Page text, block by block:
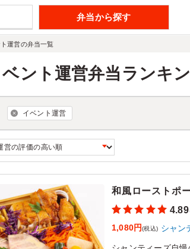
弁当から探す
運営の弁当一覧
ント運営弁当ランキ
イベント運営
和風ローストポ
4.89
1,080円(税込) シャン